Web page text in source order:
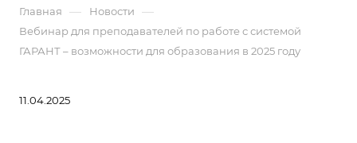
Главная — Новости —
Вебинар для преподавателей по работе с системой
ГАРАНТ – возможности для образования в 2025 году
11.04.2025